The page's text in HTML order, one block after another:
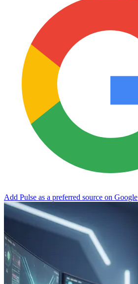
Add Pulse as a preferred source on Google